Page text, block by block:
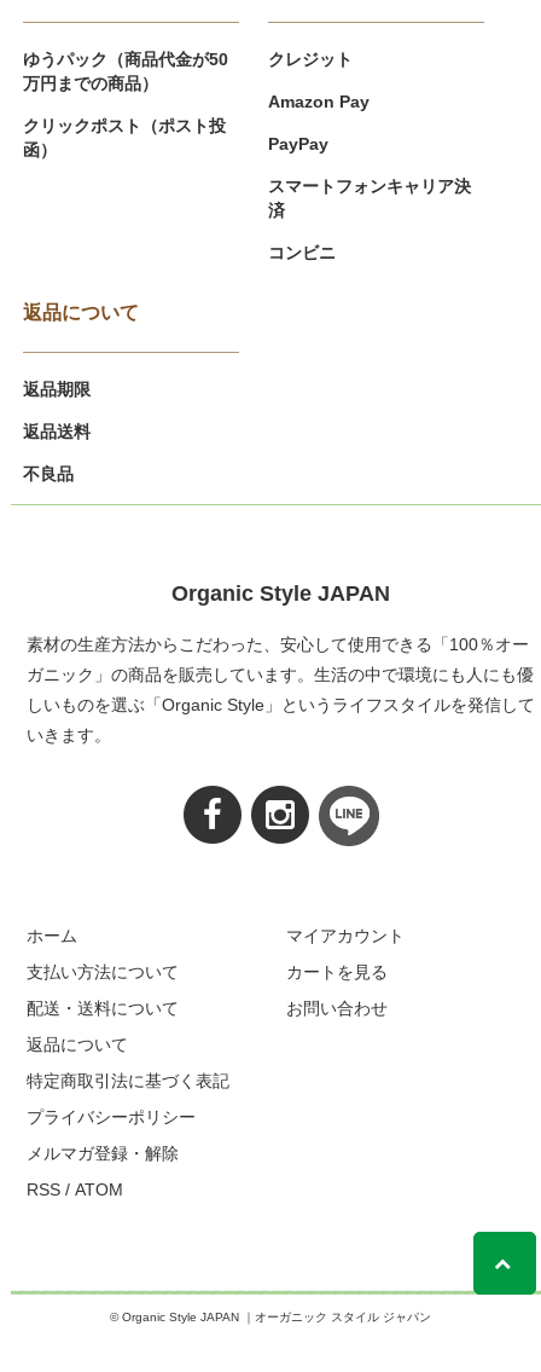
ゆうパック（商品代金が50
万円までの商品）
クリックポスト（ポスト投
函）
クレジット
Amazon Pay
PayPay
スマートフォンキャリア決
済
コンビニ
返品について
返品期限
返品送料
不良品
Organic Style JAPAN
素材の生産方法からこだわった、安心して使用できる「100％オー
ガニック」の商品を販売しています。生活の中で環境にも人にも優
しいものを選ぶ「Organic Style」というライフスタイルを発信して
いきます。
ホーム
支払い方法について
配送・送料について
返品について
特定商取引法に基づく表記
プライバシーポリシー
メルマガ登録・解除
RSS /ATOM
マイアカウント
カートを見る
お問い合わせ
© Organic Style JAPAN ｜オーガニック スタイル ジャパン